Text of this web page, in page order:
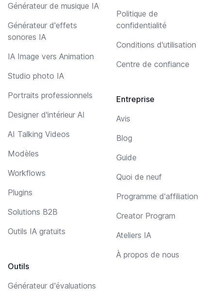
Générateur de musique IA
Générateur d'effets
sonores IA
IA Image vers Animation
Studio photo IA
Portraits professionnels
Designer d'intérieur AI
AI Talking Videos
Modèles
Workflows
Plugins
Solutions B2B
Outils IA gratuits
Outils
Générateur d'évaluations
Politique de
confidentialité
Conditions d'utilisation
Centre de confiance
Entreprise
Avis
Blog
Guide
Quoi de neuf
Programme d'affiliation
Creator Program
Ateliers IA
À propos de nous